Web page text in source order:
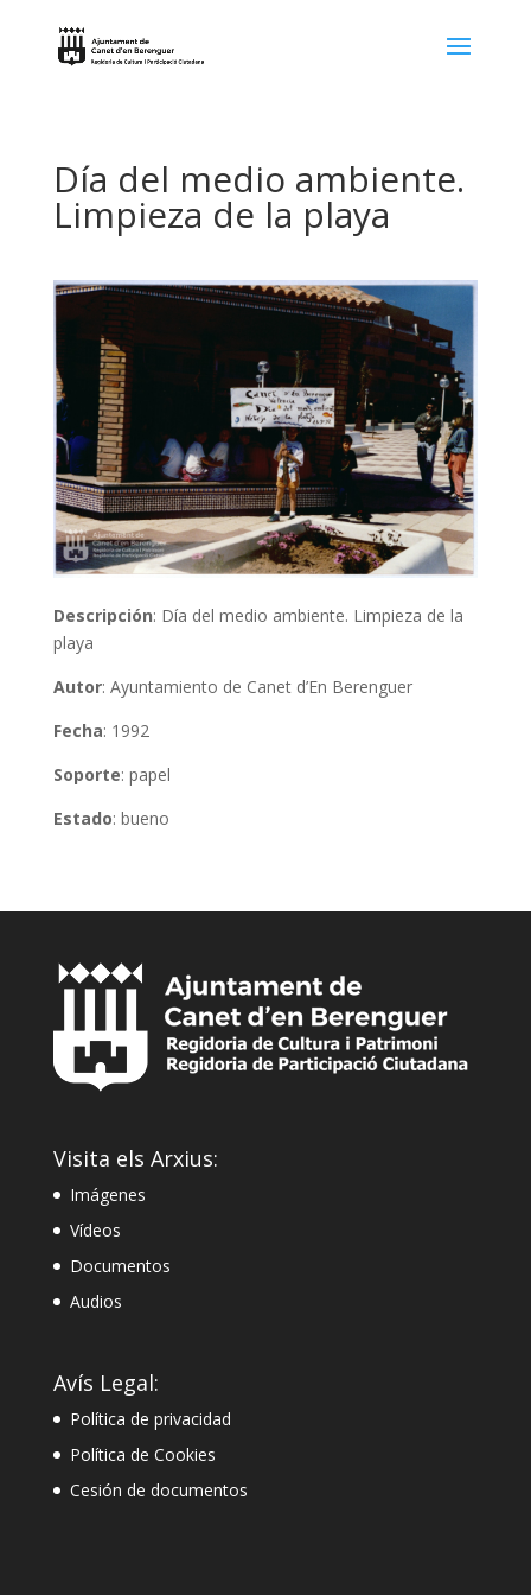
Día del medio ambiente.
Limpieza de la playa
Descripción: Día del medio ambiente. Limpieza de la
playa
Autor: Ayuntamiento de Canet d’En Berenguer
Fecha: 1992
Soporte: papel
Estado: bueno
Visita els Arxius:
Imágenes
Vídeos
Documentos
Audios
Avís Legal:
Política de privacidad
Política de Cookies
Cesión de documentos